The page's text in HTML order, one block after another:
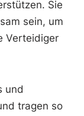
Sie
sein, um
Verteidiger
und
tragen so